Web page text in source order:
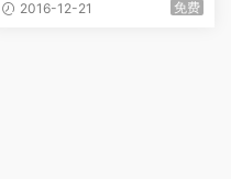
2016-12-21 免费